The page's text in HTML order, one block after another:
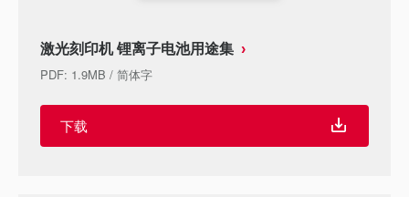
激光刻印机 锂离子电池用途集
PDF: 1.9MB / 简体字
下载